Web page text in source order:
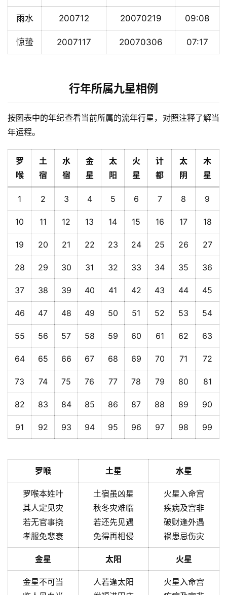
雨水 200712 20070219 09:08
惊蛰 2007117 20070306 07:17
行年所属九星相例
按图表中的年纪查看当前所属的流年行星，对照注释了解当
年运程。
罗
喉
土
宿
水
宿
金
星
太
阳
火
星
计
都
太
阴
木
星
1 2 3 4 5 6 7 8 9
10 11 12 13 14 15 16 17 18
19 20 21 22 23 24 25 26 27
28 29 30 31 32 33 34 35 36
37 38 39 40 41 42 43 44 45
46 47 48 49 50 51 52 53 54
55 56 57 58 59 60 61 62 63
64 65 66 67 68 69 70 71 72
73 74 75 76 77 78 79 80 81
82 83 84 85 86 87 88 89 90
91 92 93 94 95 96 97 98 99
罗喉 土星 水星
罗喉本姓叶
其人定见灾
若无官事挠
孝服免悲衰
土宿虽凶星
秋冬灾难临
若还先见遇
免得再相侵
火星入命宫
疾病及宫非
破财逢外遇
祸患忌伤灾
金星 太阳 火星
金星不可当
人若逢太阳
火星入命宫